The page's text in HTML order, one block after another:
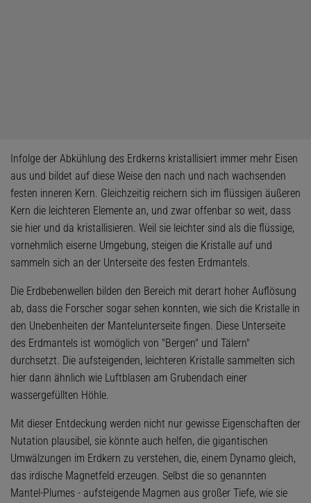
Infolge der Abkühlung des Erdkerns kristallisiert immer mehr Eisen
aus und bildet auf diese Weise den nach und nach wachsenden
festen inneren Kern. Gleichzeitig reichern sich im flüssigen äußeren
Kern die leichteren Elemente an, und zwar offenbar so weit, dass
sie hier und da kristallisieren. Weil sie leichter sind als die flüssige,
vornehmlich eiserne Umgebung, steigen die Kristalle auf und
sammeln sich an der Unterseite des festen Erdmantels.
Die Erdbebenwellen bilden den Bereich mit derart hoher Auflösung
ab, dass die Forscher sogar sehen konnten, wie sich die Kristalle in
den Unebenheiten der Mantelunterseite fingen. Diese Unterseite
des Erdmantels ist womöglich von "Bergen" und Tälern"
durchsetzt. Die aufsteigenden, leichteren Kristalle sammelten sich
hier dann ähnlich wie Luftblasen am Grubendach einer
wassergefüllten Höhle.
Mit dieser Entdeckung werden nicht nur gewisse Eigenschaften der
Nutation plausibel, sie könnte auch helfen, die gigantischen
Umwälzungen im Erdkern zu verstehen, die, einem Dynamo gleich,
das irdische Magnetfeld erzeugen. Selbst die so genannten
Mantel-Plumes - aufsteigende Magmen aus großer Tiefe, wie sie